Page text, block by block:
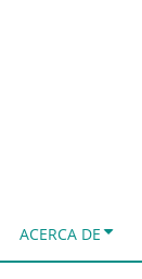
ACERCA DE